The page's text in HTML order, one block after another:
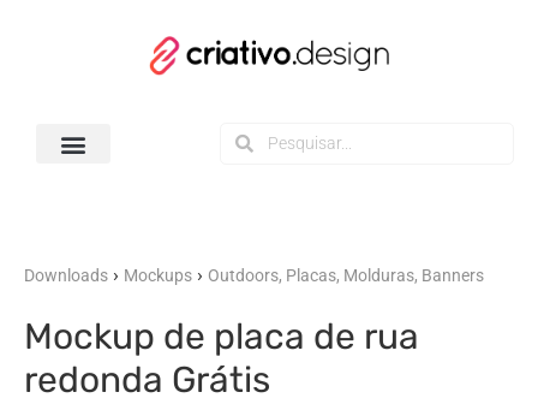
Downloads › Mockups › Outdoors, Placas, Molduras, Banners
Mockup de placa de rua
redonda Grátis